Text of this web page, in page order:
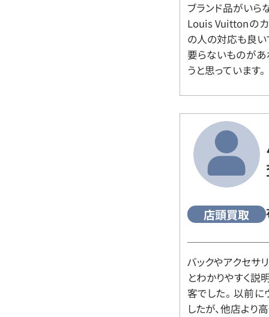
ブランド品がいら
Louis Vuittonの
の人の対応も良い
要らないものがあ
うと思っています。
店頭買取
バックやアクセサ
とわかりやすく説
客でした。 以前
したが、他店より